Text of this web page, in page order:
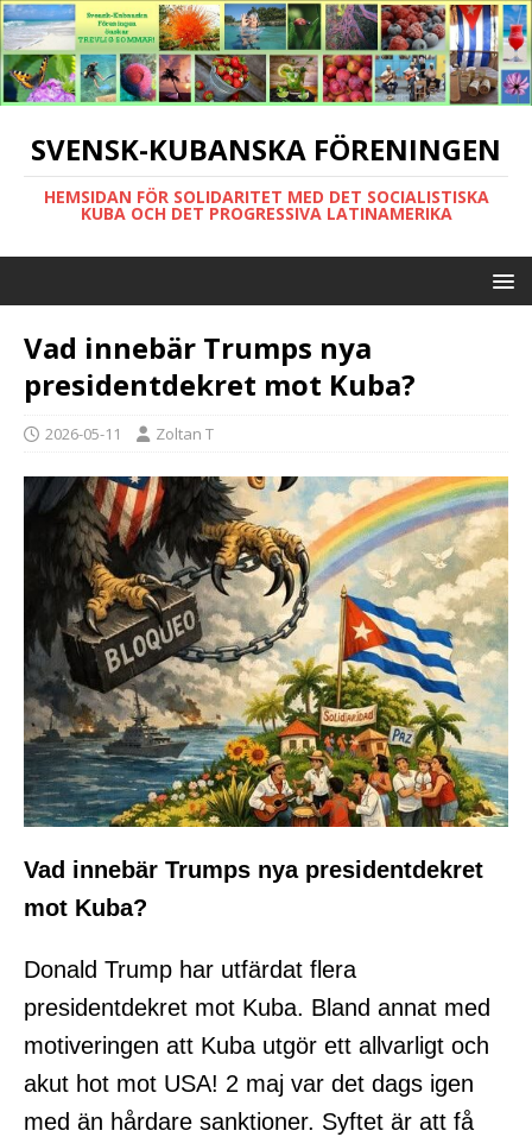
SVENSK-KUBANSKA FÖRENINGEN
HEMSIDAN FÖR SOLIDARITET MED DET SOCIALISTISKA
KUBA OCH DET PROGRESSIVA LATINAMERIKA
Vad innebär Trumps nya
presidentdekret mot Kuba?
2026-05-11 Zoltan T
Vad innebär Trumps nya presidentdekret
mot Kuba?
Donald Trump har utfärdat flera
presidentdekret mot Kuba. Bland annat med
motiveringen att Kuba utgör ett allvarligt och
akut hot mot USA! 2 maj var det dags igen
med än hårdare sanktioner. Syftet är att få